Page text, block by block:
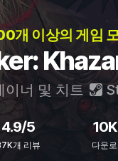
개 이상의 게임
이너 및 치트
4.9/5
개 리뷰 다운